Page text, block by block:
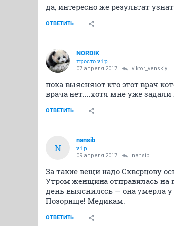
да, интересно же результат
ОТВЕТИТЬ
NORDIK
просто v.i.p.
07 апреля 2017 viktor_venskiy
пока выясняют кто этот врач
врача нет....хотя мне уже
ОТВЕТИТЬ
N
nansib
v.i.p.
09 апреля 2017 nansib
За такие вещи надо Скворцову
Утром женщина отправилась на
день выяснилось — она умерла у
Позорище! Медикам.
ОТВЕТИТЬ